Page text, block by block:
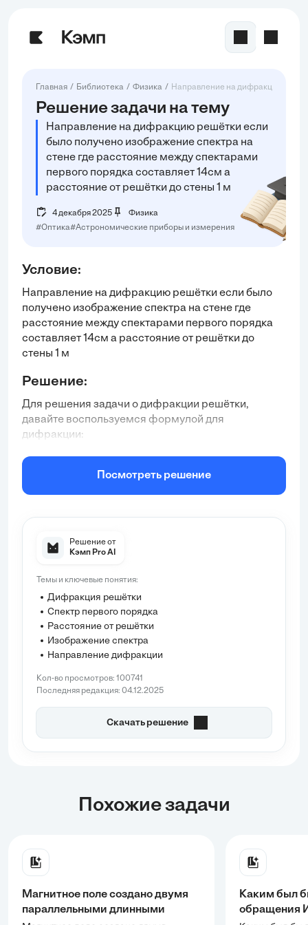
Главная Библиотека Физика Направление на дифракцию
Решение задачи на тему
Направление на дифракцию решётки если
было получено изображение спектра на
стене где расстояние между спектарами
первого порядка составляет 14см а
расстояние от решётки до стены 1 м
4 декабря 2025
Физика
#Оптика#Астрономические приборы и измерения
Условие:
Направление на дифракцию решётки если было
получено изображение спектра на стене где
расстояние между спектарами первого порядка
составляет 14см а расстояние от решётки до
стены 1 м
Решение:
Для решения задачи о дифракции решётки,
давайте воспользуемся формулой для
дифракции:
d \cdot \sin(\theta) = m \cdot \lambda
где:
— угол дифракции,
— порядок дифракции (в данном случае
\lambda— длина волны света.
Определим угол дифракции (\theta): У нас есть
расстояние между спектрами первого порядка
L = 14 \, \text{см} = 0.14 \, \text{м}
от решётки до стены $D = 1 , \text{...
Посмотреть решение
Решение от
Кэмп Pro AI
Темы и ключевые понятия:
Дифракция решётки
Спектр первого порядка
Расстояние от решётки
Изображение спектра
Направление дифракции
Кол-во просмотров: 100741
Последняя редакция: 04.12.2025
Скачать решение
Похожие задачи
Магнитное поле создано двумя
параллельными длинными
Каким был
обращения